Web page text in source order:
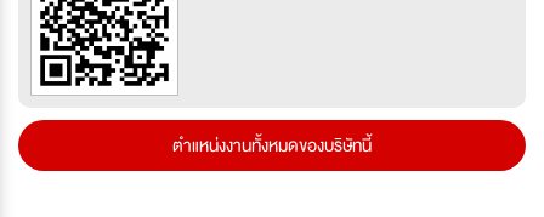
ตำแหน่งงานทั้งหมดของบริษัทนี้